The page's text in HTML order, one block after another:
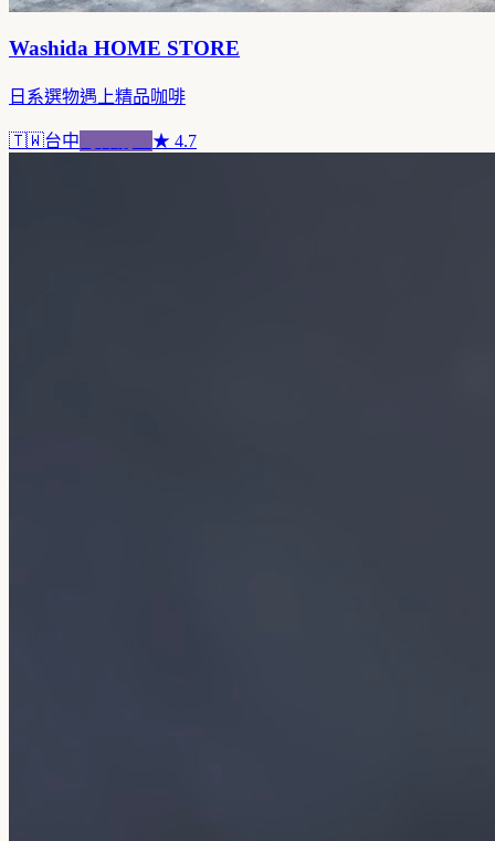
Washida HOME STORE
日系選物遇上精品咖啡
🇹🇼台中 ★ 4.7